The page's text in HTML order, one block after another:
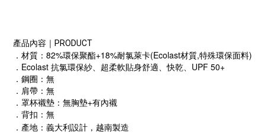
產品內容｜PRODUCT
．材質：82%環保聚酯+18%耐氯萊卡(Ecolast材質,特殊環保面料)
．Ecolast 抗氯環保紗、超柔軟貼身舒適、快乾、UPF 50+
．鋼圈：無
．肩帶：無
．罩杯襯墊：無胸墊+有內襯
．背扣：無
．產地：義大利設計，越南製造